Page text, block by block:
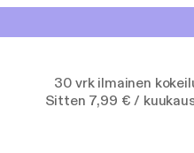
30 vrk ilmainen
Sitten 7,99 € /